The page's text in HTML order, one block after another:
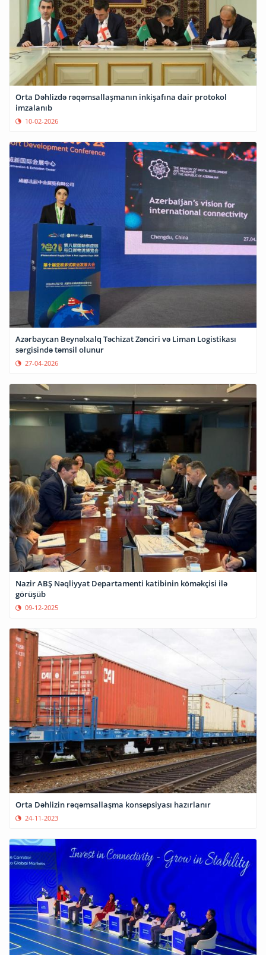
Orta Dəhlizdə rəqəmsallaşmanın inkişafına dair protokol
imzalanıb
10-02-2026
Azərbaycan Beynəlxalq Təchizat Zənciri və Liman Logistikası
sərgisində təmsil olunur
27-04-2026
Nazir ABŞ Nəqliyyat Departamenti katibinin köməkçisi ilə
görüşüb
09-12-2025
Orta Dəhlizin rəqəmsallaşma konsepsiyası hazırlanır
24-11-2023